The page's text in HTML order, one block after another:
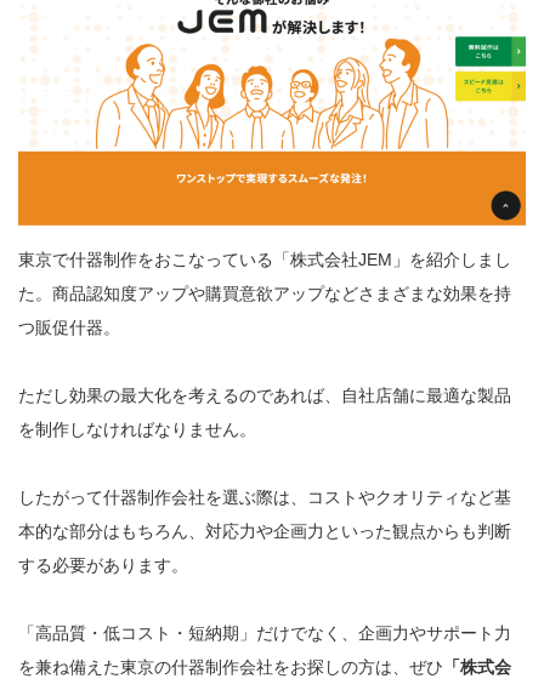
東京で什器制作をおこなっている「株式会社JEM」を紹介しまし
た。商品認知度アップや購買意欲アップなどさまざまな効果を持
つ販促什器。
ただし効果の最大化を考えるのであれば、自社店舗に最適な製品
を制作しなければなりません。
したがって什器制作会社を選ぶ際は、コストやクオリティなど基
本的な部分はもちろん、対応力や企画力といった観点からも判断
する必要があります。
「高品質・低コスト・短納期」だけでなく、企画力やサポート力
を兼ね備えた東京の什器制作会社をお探しの方は、ぜひ 「株式会